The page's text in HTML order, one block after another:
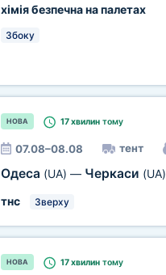
хімія безпечна на палетах
Збоку
НОВА 17 хвилинтому
07.08–08.08 тент
Одеса (UA) — Черкаси (UA)
тнс
Зверху
НОВА 17 хвилинтому